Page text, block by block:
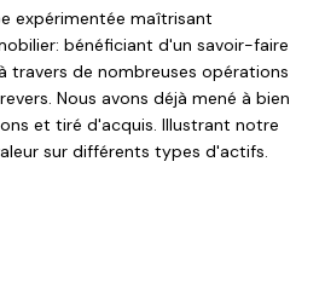
expérimentée maîtrisant
bénéficiant d'un savoir-faire
travers de nombreuses opérations
Nous avons déjà mené à bien
et tiré d'acquis. Illustrant notre
sur différents types d'actifs.